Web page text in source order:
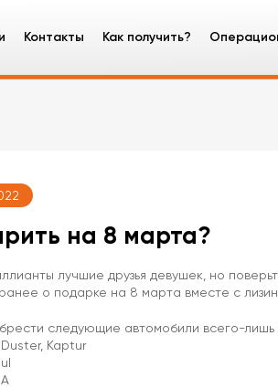
Контакты Как получить?
на 8 марта?
лучшие друзья девушек, но
о подарке на 8 марта вместе с
следующие автомобили всего-
Duster, Kaptur